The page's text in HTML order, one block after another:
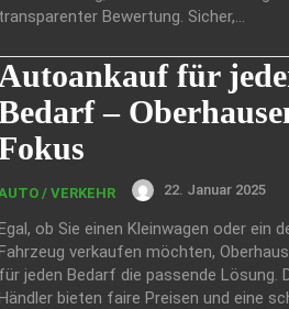
transparenter Bewertung. Sicher,...
für
–
/ VERKEHR 22. Januar 2025
ob Sie einen Kleinwagen oder ein
verkaufen möchten,
für jeden Bedarf die passende Lösung.
bieten faire Preisen und eine